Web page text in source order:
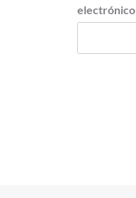
electrónico